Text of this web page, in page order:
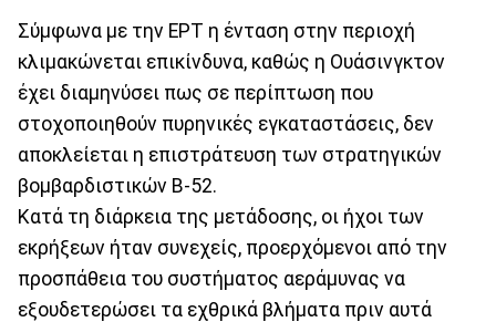
Σύμφωνα με την ΕΡΤ η ένταση στην περιοχή
κλιμακώνεται επικίνδυνα, καθώς η Ουάσινγκτον
έχει διαμηνύσει πως σε περίπτωση που
στοχοποιηθούν πυρηνικές εγκαταστάσεις, δεν
αποκλείεται η επιστράτευση των στρατηγικών
βομβαρδιστικών B-52.
Κατά τη διάρκεια της μετάδοσης, οι ήχοι των
εκρήξεων ήταν συνεχείς, προερχόμενοι από την
προσπάθεια του συστήματος αεράμυνας να
εξουδετερώσει τα εχθρικά βλήματα πριν αυτά